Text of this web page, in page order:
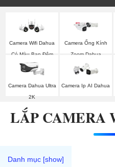
Camera Wifi Dahua
Có Màu Ban Đêm
Camera Ống Kính
Zoom Dahua
Camera Dahua Ultra
2K
Camera Ip AI Dahua
LẮP CAMERA